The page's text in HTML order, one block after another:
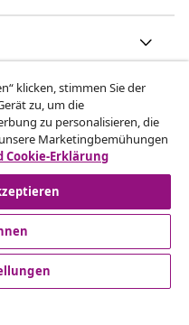
ist eine Webseite von
klicken, stimmen Sie der
zu, um die
zu personalisieren, die
Marketingbemühungen
Cookie-Erklärung